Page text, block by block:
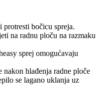
bočicu spreja.
na radnu ploču na razmaku
sprej omogućavaju
hlađenja radne ploče
se lagano uklanja uz